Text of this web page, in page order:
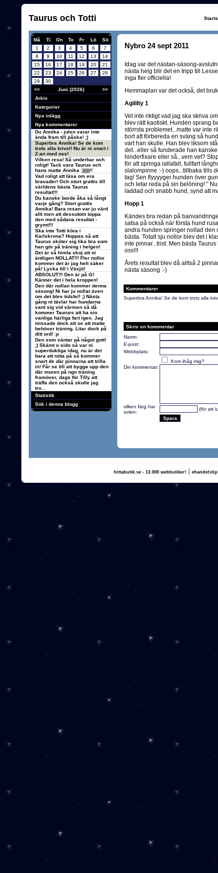
Taurus och Totti
Må Ti On To Fr Lö
Sö
1
2 3 4 5 6
7
8
9 10 11 12 13
14
15
16 17 18 19 20
21
22
23 24 25 26 27
28
29
30
<<
Juni (2026)
>>
Arkiv
Kategorier
Nya inlägg
Nya kommentarer
Du Annika - julen varar inte
ända fram till påska! ;)
Superbra Annika! Se de kom
trots alla tvivel! Nu är ni snart i
2:an med oss!
Vilken resa! Så underbar och
roligt! Tack vara Taurus och
hans matte Annika :)))))!!
Vad roligt att läsa om era
bravader! Och stort grattis till
världens bästa Taurus
resultat!!!
Du kanske borde åka så långt
varje gång? Stort grattis
Annika! Bara resan var ju värd
allt men att dessutom toppa
den med sådana resultat -
grymt!!!
Ska inte Totti köra i
Karlskrona? Hoppas så att
Taurus sköter sig lika bra som
han gör på träning i helgen!
Det är så himla skoj att ni
äntligen NOLLAT!!! Fler nollor
kommer det är jag helt säker
på! Lycka till i Växjö!
ABSOLUT!!! Den är på G!
Känner det i hela kroppen!
Den där nollan kommer denna
säsong! Ni har ju nollat även
om det blev tidsfel! ;) Nästa
gång ni tävlar har hundarna
vant sig vid värmen så då
kommer Taururs att ha sin
vanliga härliga fart igen. Jag
missade dock att se att matte
behöver träning. Litar dock på
ditt ord! :p
Den som väntar på något gott!
;) Skämt o sido så var ni
superduktiga idag, nu är det
bara att nöta på så kommer
snart de där pinnarna att trilla
in! Får se till att bygga upp den
där muren på ngn träning
framöver, dags för Tilly att
träffa den också skulle jag
tro...
Statistik
Sök i denna blogg
Nybro 24 sept 2011
Idag var det nästan-säsong-
nästa helg blir det en tripp till
inga fler officiella!
Hemmaplan var det också, det
Agililty 1
Vet inte riktigt vad jag ska skriva
blev rätt kaotiskt. Hunden sprang
störrsta problemet...matte var inte
bort att förbereda en sväng så
vart han skulle. Han blev liksom
det...eller så funderade han
hinderfixare eller så...vem vet?
för att springa iallafall, fullfart
slalompinne :-) oops...tillbaka tills
tag! Sen flyyyyger hunden över
och letar reda på sin belöning! "
laddad och snabb hund, synd att
Hopp 1
Kändes bra redan på
satsa på också när första hund
andra hunden springer nollad den
bästa. Totalt sju nollor blev det i
inte pinnar...trist. Men bästa
oss!!!
Årets resultat blev då alltså 2
nästa säsong :-)
Kommentarer
Superbra Annika! Se de kom trots alla
Skriv en kommentar
Namn:
E-post:
Webbplats:
Kom ihåg mig?
Din kommentar:
vilken färg har
solen:
(för att
hittabutik.se - 13.000 webbutiker!|
(c) 2011, nogg.se & Annika Olsson